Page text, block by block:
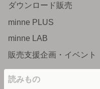
ダウンロード販売
minne PLUS
minne LAB
販売支援企画・イベント
読みもの